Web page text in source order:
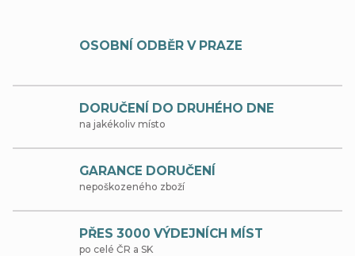
OSOBNÍ ODBĚR V PRAZE
DORUČENÍ DO DRUHÉHO DNE
na jakékoliv místo
GARANCE DORUČENÍ
nepoškozeného zboží
PŘES 3000 VÝDEJNÍCH MÍST
po celé ČR a SK